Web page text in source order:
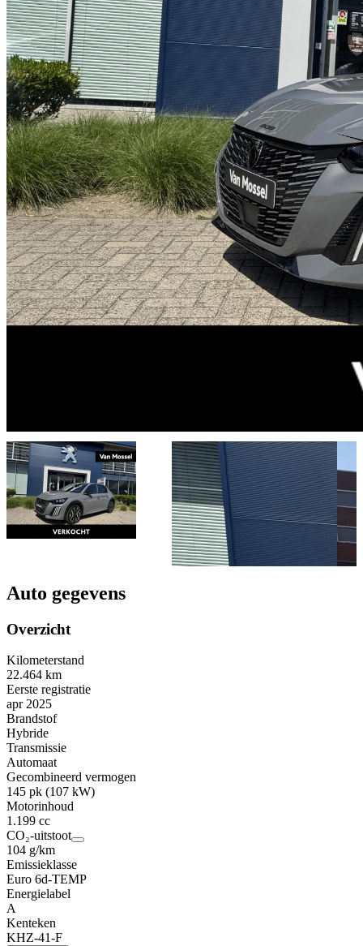
Auto gegevens
Overzicht
Kilometerstand
22.464 km
Eerste registratie
apr 2025
Brandstof
Hybride
Transmissie
Automaat
Gecombineerd vermogen
145 pk (107 kW)
Motorinhoud
1.199 cc
CO₂-uitstoot
104 g/km
Emissieklasse
Euro 6d-TEMP
Energielabel
A
Kenteken
KHZ-41-F